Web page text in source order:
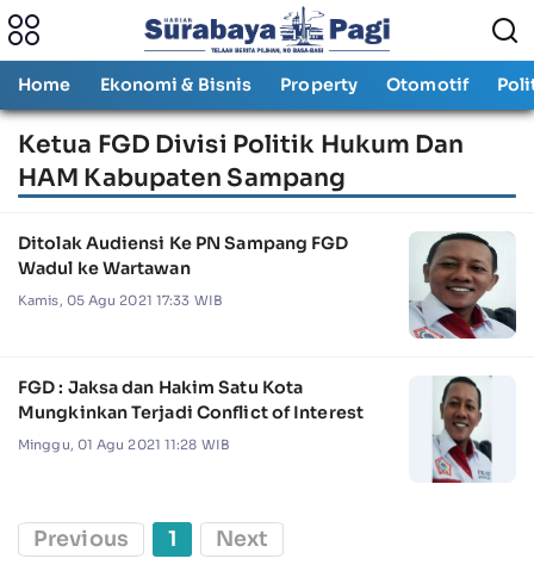
Home Ekonomi & Bisnis Property Otomotif
Ketua FGD Divisi Politik Hukum Dan
HAM Kabupaten Sampang
Ditolak Audiensi Ke PN Sampang FGD
Wadul ke Wartawan
Kamis, 05 Agu 2021 17:33 WIB
FGD : Jaksa dan Hakim Satu Kota
Mungkinkan Terjadi Conflict of Interest
Minggu, 01 Agu 2021 11:28 WIB
Previous 1 Next